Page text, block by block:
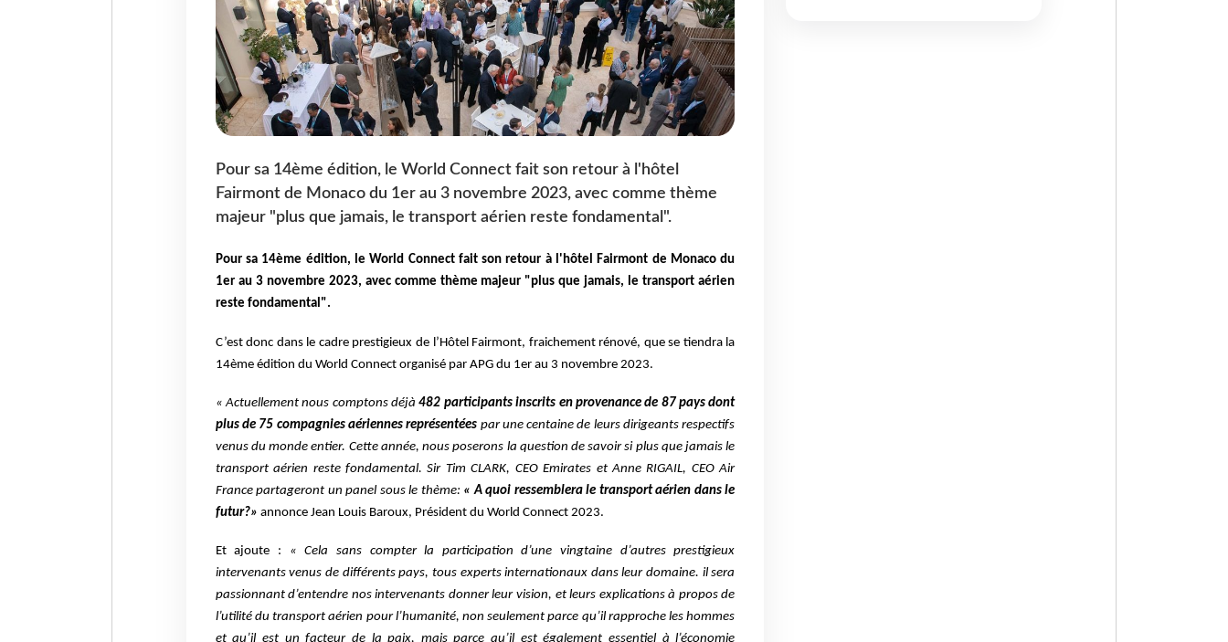
Pour sa 14ème édition, le World Connect fait son retour à l'hôtel
Fairmont de Monaco du 1er au 3 novembre 2023, avec comme thème
majeur "plus que jamais, le transport aérien reste fondamental".
Pour sa 14ème édition, le World Connect fait son retour à l'hôtel Fairmont de Monaco du
1er au 3 novembre 2023, avec comme thème majeur "plus que jamais, le transport aérien
reste fondamental".
C’est donc dans le cadre prestigieux de l’Hôtel Fairmont, fraichement rénové, que se tiendra la
14ème édition du World Connect organisé par APG du 1er au 3 novembre 2023.
« Actuellement nous comptons déjà482 participants inscrits en provenance de 87 pays dont
plus de 75 compagnies aériennes représentées par une centaine de leurs dirigeants respectifs
venus du monde entier. Cette année, nous poserons la question de savoir si plus que jamais le
transport aérien reste fondamental. Sir Tim CLARK, CEO Emirates et Anne RIGAIL, CEO Air
France partageront un panel sous le thème: « A quoi ressemblera le transport aérien dans le
futur?» annonce Jean Louis Baroux, Président du World Connect 2023.
Et ajoute : «Cela sans compter la participation d’une vingtaine d’autres prestigieux
intervenants venus de différents pays, tous experts internationaux dans leur domaine. il sera
passionnant d’entendre nos intervenants donner leur vision, et leurs explications à propos de
l’utilité du transport aérien pour l’humanité, non seulement parce qu’il rapproche les hommes
et qu’il est un facteur de la paix, mais parce qu’il est également essentiel à l’économie